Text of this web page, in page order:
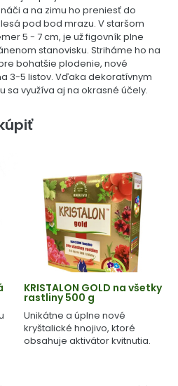
a na zimu ho preniesť do
pod bod mrazu. V staršom
5 - 7 cm, je už figovník plne
stanovisku. Striháme ho na
bohatšie plodenie, nové
3-5 listov. Vďaka dekoratívnym
sa využíva aj na okrasné účely.
KRISTALON GOLD na všetky
rastliny 500 g
Unikátne a úplne nové
kryštalické hnojivo, ktoré
obsahuje aktivátor kvitnutia.